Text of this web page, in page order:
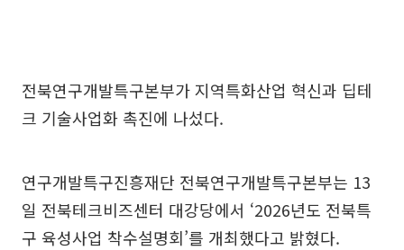
전북연구개발특구본부가 지역특화산업 혁신과 딥테
크 기술사업화 촉진에 나섰다.
연구개발특구진흥재단 전북연구개발특구본부는 13
일 전북테크비즈센터 대강당에서 ‘2026년도 전북특
구 육성사업 착수설명회’를 개최했다고 밝혔다.